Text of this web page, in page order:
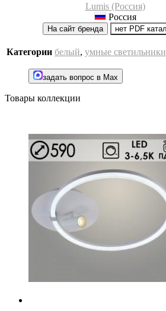
Lumis (Россия)
Россия
На сайт бренда нет PDF
Категории белый, умные светильники
задать вопрос в Max
Товары коллекции